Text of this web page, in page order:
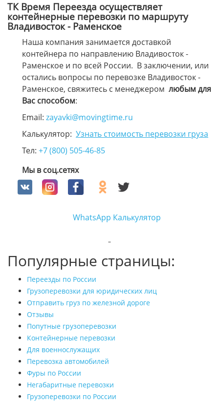
ТК Время Переезда осуществляет
контейнерные перевозки по маршруту
Владивосток - Раменское
Наша компания занимается доставкой
контейнера по направлению Владивосток -
Раменское и по всей России. В заключении, или
остались вопросы по перевозке Владивосток -
Раменское, свяжитесь с менеджером любым для
Вас способом:
Email: zayavki@movingtime.ru
Калькулятор: Узнать стоимость перевозки груза
Тел: +7 (800) 505-46-85
Мы в соц.сетях
WhatsApp Калькулятор
Популярные страницы:
Переезды по России
Грузоперевозки для юридических лиц
Отправить груз по железной дороге
Отзывы
Попутные грузоперевозки
Контейнерные перевозки
Для военнослужащих
Перевозка автомобилей
Фуры по России
Негабаритные перевозки
Грузоперевозки по России